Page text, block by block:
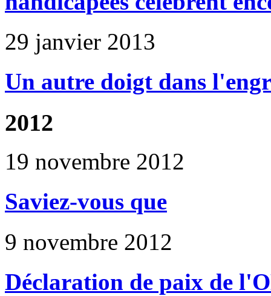
29 janvier 2013
Un autre doigt dans
2012
19 novembre 2012
Saviez-vous que
9 novembre 2012
Déclaration de paix de